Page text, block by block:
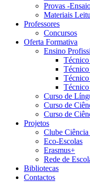
Provas -
Materiais
Professores
Concursos
Oferta Formativa
Ensino
Curso de
Curso de
Curso de
Projetos
Clube
Eco-Escolas
Erasmus+
Rede de
Bibliotecas
Contactos